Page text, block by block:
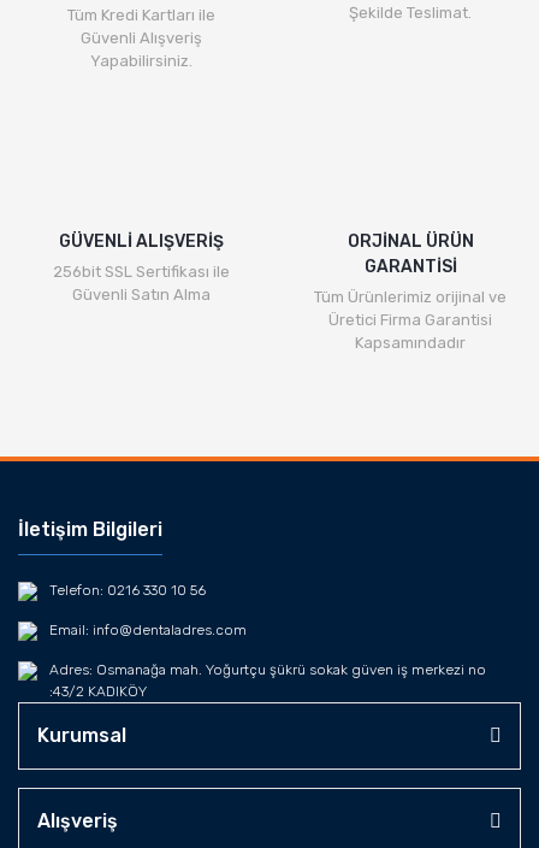
Ürün fiyatı diğer sitelerden daha pahalı.
Bu ürüne benzer farklı alternatifler olmalı.
Tüm Kredi Kartları ile
Güvenli Alışveriş
Yapabilirsiniz.
Şekilde Teslimat.
GÜVENLİ ALIŞVERİŞ
256bit SSL Sertifikası ile
Güvenli Satın Alma
ORJİNAL ÜRÜN
GARANTİSİ
Tüm Ürünlerimiz orijinal ve
Üretici Firma Garantisi
Kapsamındadır
İletişim Bilgileri
Telefon: 0216 330 10 56
Email: info@dentaladres.com
Adres: Osmanağa mah. Yoğurtçu şükrü sokak güven iş merkezi no
:43/2 KADIKÖY
Kurumsal
Alışveriş